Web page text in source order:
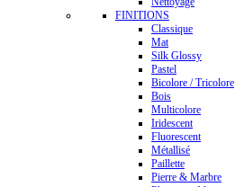
FINITIONS
Classique
Mat
Silk Glossy
Pastel
Bicolore / Tricolore
Bois
Multicolore
Iridescent
Fluorescent
Métallisé
Paillette
Pierre & Marbre